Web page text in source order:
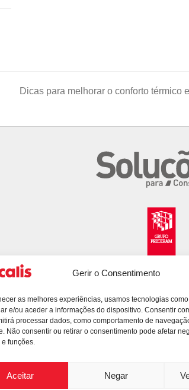
Gerir o Consentimento
as melhores experiências, usamos tecnologias
e/ou aceder a informações do dispositivo. Consentir
processar dados, como comportamento de
Não consentir ou retirar o consentimento pode afetar
funções.
Aceitar Negar
Dicas para melhorar o conforto térmico